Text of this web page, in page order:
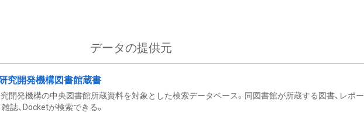
データの提供元
究開発機構図書館蔵書
開発機構の中央図書館所蔵資料を対象とした検索データベース。同図書館が所蔵する図書、レポー
雑誌、Docketが検索できる。